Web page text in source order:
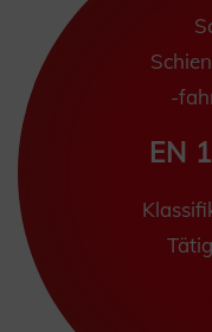
-
EN